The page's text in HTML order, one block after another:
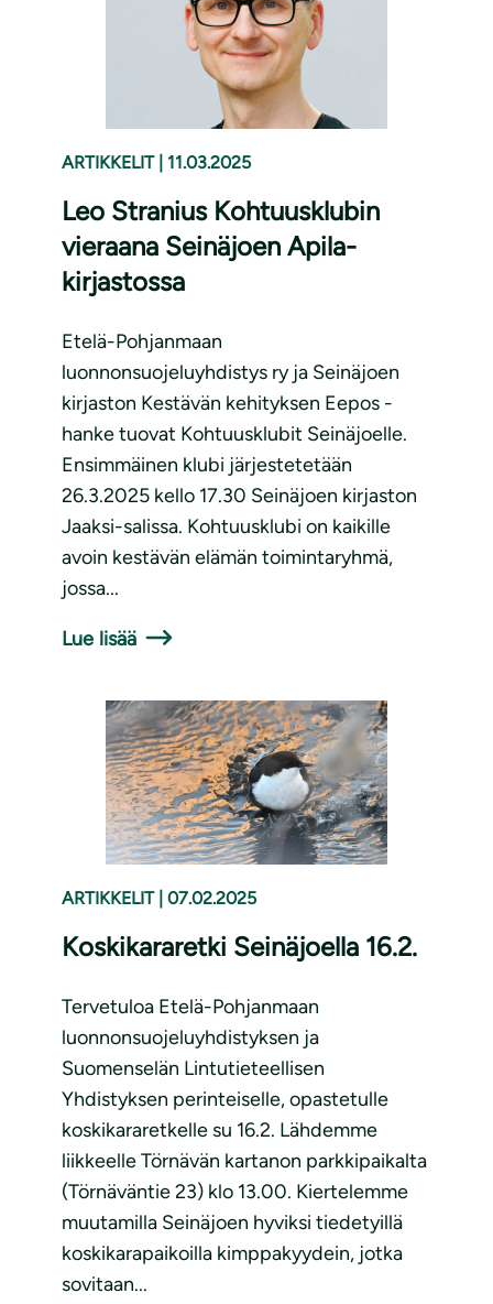
ARTIKKELIT 11.03.2025
Leo Stranius Kohtuusklubin
vieraana Seinäjoen Apila-
kirjastossa
Etelä-Pohjanmaan
luonnonsuojeluyhdistys ry ja Seinäjoen
kirjaston Kestävän kehityksen Eepos -
hanke tuovat Kohtuusklubit Seinäjoelle.
Ensimmäinen klubi järjestetetään
26.3.2025 kello 17.30 Seinäjoen kirjaston
Jaaksi-salissa. Kohtuusklubi on kaikille
avoin kestävän elämän toimintaryhmä,
jossa...
Lue lisää
ARTIKKELIT 07.02.2025
Koskikararetki Seinäjoella 16.2.
Tervetuloa Etelä-Pohjanmaan
luonnonsuojeluyhdistyksen ja
Suomenselän Lintutieteellisen
Yhdistyksen perinteiselle, opastetulle
koskikararetkelle su 16.2. Lähdemme
liikkeelle Törnävän kartanon parkkipaikalta
(Törnäväntie 23) klo 13.00. Kiertelemme
muutamilla Seinäjoen hyviksi tiedetyillä
koskikarapaikoilla kimppakyydein, jotka
sovitaan...